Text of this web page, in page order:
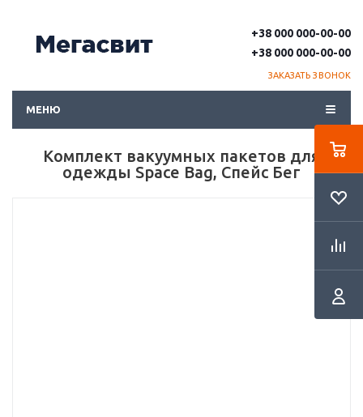
+38 000 000-00-00
+38 000 000-00-00
ЗАКАЗАТЬ ЗВОНОК
МЕНЮ
Комплект вакуумных пакетов для
одежды Space Bag, Спейс Бег